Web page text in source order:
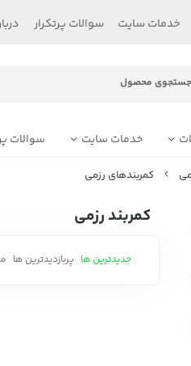
خدمات سایت سوالات پرتکرار
خدمات سایت سوالات
کمربندهای رزمی
کمربند رزمی
جدیدترین ها پربازدیدترین ها